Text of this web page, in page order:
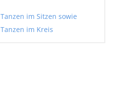
Tanzen im Sitzen sowie
Tanzen im Kreis